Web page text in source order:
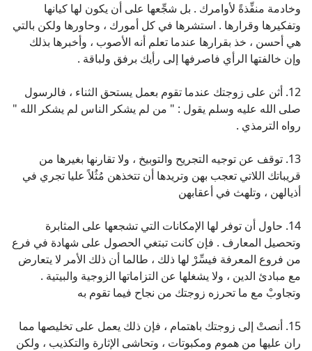
وخادمة منفِّذةً لأوامرك . بل شجِّعها على أن يكون لها كيانها
وتفكيرها وقرارها . استشرها في كل أمورك ، وحاورها ولكن بالتي
هي أحسن ، خذ بقرارها عندما تعلم أنه الأصوب ، وأخبرها بذلك
وإن خالفتها الرأي فاصرفها إلى رأيك برفق ولباقة .
12. أثن على زوجتك عندما تقوم بعمل يستحق الثناء ، فالرسول
صلى الله عليه وسلم يقول : " من لم يشكر الناس لم يشكر الله "
رواه الترمذي .
13. توقف عن توجيه التجريح والتوبيخ ، ولا تقارنها بغيرها من
قريباتك اللاتي تعجب بهن وتريدها أن تتخذهن مُثُلاً عليا تجري في
أذيالهن ، وتلهث في أعقابهن
14. حاول أن توفر لها الإمكانات التي تشجعها على المثابرة
وتحصيل المعارف . فإن كانت تبتغي الحصول على شهادة في فرع
من فروع المعرفة فيسِّرْ لها ذلك ، طالما أن ذلك الأمر لا يتعارض
مع مبادئ الدين ، ولا يشغلها عن التزاماتها الزوجية والبيتية .
وتجاوبْ مع ما تحرزه زوجتك من نجاح فيما تقوم به
15. أنصتْ إلى زوجتك باهتمام ، فإن ذلك يعمل على تخليصها مما
ران عليها من هموم ومكبوتات ، وتحاشى الإثارة والتكذيب ، ولكن